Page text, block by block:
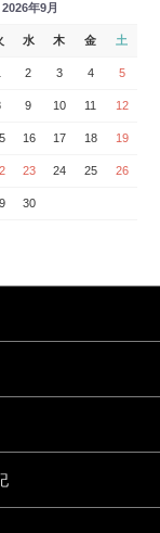
2026年9月
水 木 金 土
2 3 4 5
9 10 11 12
16 17 18 19
23 24 25 26
30